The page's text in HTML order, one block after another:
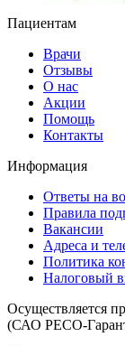
Пациентам
Врачи
Отзывы
О нас
Акции
Помощь
Контакты
Информация
Ответы на
Правила
Вакансии
Адреса и
Политика
Налоговый
Осуществляется
(САО РЕСО-